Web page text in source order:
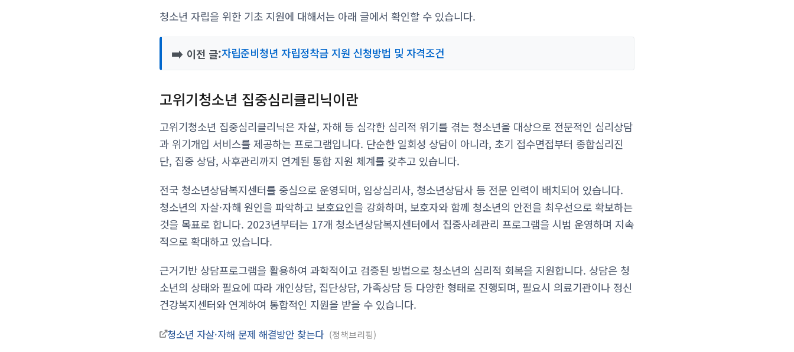
청소년 자립을 위한 기초 지원에 대해서는 아래 글에서 확인할 수 있습니다.
➡️ 이전 글:자립준비청년 자립정착금 지원 신청방법 및 자격조건
고위기청소년 집중심리클리닉이란
고위기청소년 집중심리클리닉은 자살, 자해 등 심각한 심리적 위기를 겪는 청소년을 대상으로 전문적인 심리상담
과 위기개입 서비스를 제공하는 프로그램입니다. 단순한 일회성 상담이 아니라, 초기 접수면접부터 종합심리진
단, 집중 상담, 사후관리까지 연계된 통합 지원 체계를 갖추고 있습니다.
전국 청소년상담복지센터를 중심으로 운영되며, 임상심리사, 청소년상담사 등 전문 인력이 배치되어 있습니다.
청소년의 자살·자해 원인을 파악하고 보호요인을 강화하며, 보호자와 함께 청소년의 안전을 최우선으로 확보하는
것을 목표로 합니다. 2023년부터는 17개 청소년상담복지센터에서 집중사례관리 프로그램을 시범 운영하며 지속
적으로 확대하고 있습니다.
근거기반 상담프로그램을 활용하여 과학적이고 검증된 방법으로 청소년의 심리적 회복을 지원합니다. 상담은 청
소년의 상태와 필요에 따라 개인상담, 집단상담, 가족상담 등 다양한 형태로 진행되며, 필요시 의료기관이나 정신
건강복지센터와 연계하여 통합적인 지원을 받을 수 있습니다.
청소년 자살·자해 문제 해결방안 찾는다 정책브리핑